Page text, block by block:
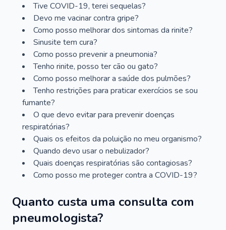
Tive COVID-19, terei sequelas?
Devo me vacinar contra gripe?
Como posso melhorar dos sintomas da rinite?
Sinusite tem cura?
Como posso prevenir a pneumonia?
Tenho rinite, posso ter cão ou gato?
Como posso melhorar a saúde dos pulmões?
Tenho restrições para praticar exercícios se sou
fumante?
O que devo evitar para prevenir doenças
respiratórias?
Quais os efeitos da poluição no meu organismo?
Quando devo usar o nebulizador?
Quais doenças respiratórias são contagiosas?
Como posso me proteger contra a COVID-19?
Quanto custa uma consulta com
pneumologista?